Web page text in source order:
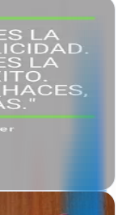
Web | Lourdes
visitantes en